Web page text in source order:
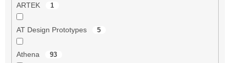
ARTEK 1
AT Design Prototypes 5
Athena 93